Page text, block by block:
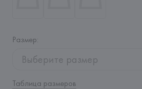
Размер:
Выберите размер
Таблица размеров